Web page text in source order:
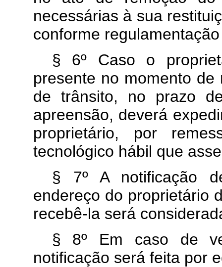
necessárias à sua
conforme
§ 6º Caso o
presente no momento
de trânsito, no prazo
apreensão, deverá
proprietário, por
tecnológico hábil que
§ 7º A notificação
endereço do proprietário
recebê-la será
§ 8º Em caso de
notificação será feita por